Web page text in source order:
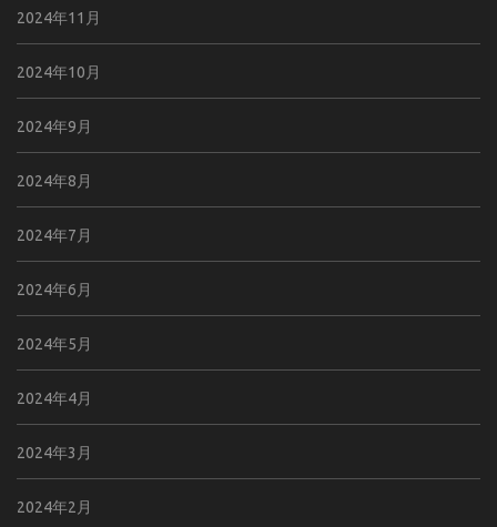
2024年11月
2024年10月
2024年9月
2024年8月
2024年7月
2024年6月
2024年5月
2024年4月
2024年3月
2024年2月